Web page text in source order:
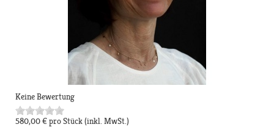
Keine Bewertung
580,00 €pro Stück(inkl. MwSt.)